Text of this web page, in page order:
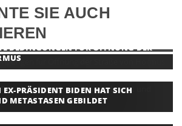
SIE AUCH
BEDINGUNGEN FÜR ÖFFNUNG DER
PRÄSIDENT BIDEN HAT SICH
METASTASEN GEBILDET